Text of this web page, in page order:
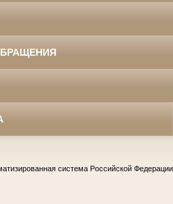
система Российской